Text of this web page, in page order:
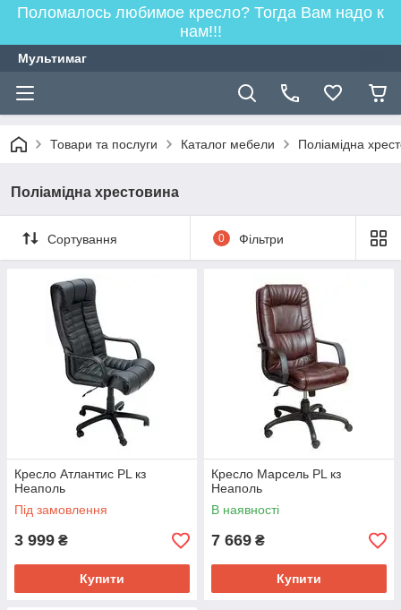
Поломалось любимое кресло? Тогда Вам надо к
нам!!!
Мультимаг
Товари та послуги Каталог мебели Поліамідна
Поліамідна хрестовина
Сортування 0 Фільтри
Кресло Атлантис PL кз
Неаполь
Під замовлення
3 999 ₴
Купити
Кресло Марсель PL кз
Неаполь
В наявності
7 669 ₴
Купити